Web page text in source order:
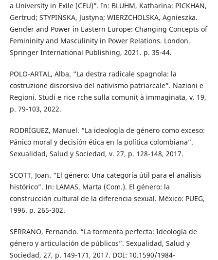
a University in Exile (CEU)”. In: BLUHM, Katharina; PICKHAN,
Gertrud; STYPIŃSKA, Justyna; WIERZCHOLSKA, Agnieszka.
Gender and Power in Eastern Europe: Changing Concepts of
Femininity and Masculinity in Power Relations. London.
Springer International Publishing, 2021. p. 35-44.
POLO-ARTAL, Alba. “La destra radicale spagnola: la
costruzione discorsiva del nativismo patriarcale”. Nazioni e
Regioni. Studi e rice rche sulla comunit à immaginata, v. 19,
p. 79-103, 2022.
RODRÍGUEZ, Manuel. “La ideología de género como exceso:
Pánico moral y decisión ética en la política colombiana”.
Sexualidad, Salud y Sociedad, v. 27, p. 128-148, 2017.
SCOTT, Joan. “El género: Una categoría útil para el análisis
histórico”. In: LAMAS, Marta (Com.). El género: la
construcción cultural de la diferencia sexual. México: PUEG,
1996. p. 265-302.
SERRANO, Fernando. “La tormenta perfecta: Ideología de
género y articulación de públicos”. Sexualidad, Salud y
Sociedad, 27, p. 149-171, 2017. DOI: 10.1590/1984-